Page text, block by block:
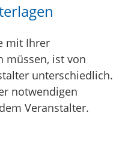
mit Ihrer
müssen, ist von
unterschiedlich.
notwendigen
Veranstalter.